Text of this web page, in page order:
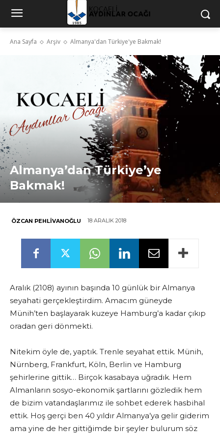
Ana Sayfa Arşiv Almanya'dan Türkiye'ye Bakmak!
Almanya’dan Türkiye’ye
Bakmak!
ÖZCAN PEHLIVANOĞLU 18 ARALIK 2018
Aralık (2108) ayının başında 10 günlük bir Almanya
seyahati gerçekleştirdim. Amacım güneyde
Münih’ten başlayarak kuzeye Hamburg’a kadar çıkıp
oradan geri dönmekti.
Nitekim öyle de, yaptık. Trenle seyahat ettik. Münih,
Nürnberg, Frankfurt, Köln, Berlin ve Hamburg
şehirlerine gittik… Birçok kasabaya uğradık. Hem
Almanların sosyo-ekonomik şartlarını gözledik hem
de bizim vatandaşlarımız ile sohbet ederek hasbihal
ettik. Hoş gerçi ben 40 yıldır Almanya’ya gelir giderim
ama yine de her gittiğimde bir şeyler bulurum söz